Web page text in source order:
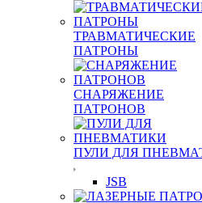
ТРАВМАТИЧЕСКИЕ
ПАТРОНЫ
СНАРЯЖЕНИЕ
ПАТРОНОВ
ПУЛИ ДЛЯ
JSB